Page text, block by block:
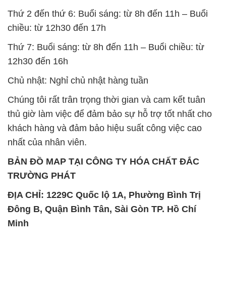
Thứ 2 đến thứ 6: Buổi sáng: từ 8h đến 11h – Buổi
chiều: từ 12h30 đến 17h
Thứ 7: Buổi sáng: từ 8h đến 11h – Buổi chiều: từ
12h30 đến 16h
Chủ nhật: Nghỉ chủ nhật hàng tuần
Chúng tôi rất trân trọng thời gian và cam kết tuân
thủ giờ làm việc để đảm bảo sự hỗ trợ tốt nhất cho
khách hàng và đảm bảo hiệu suất công việc cao
nhất của nhân viên.
BẢN ĐỒ MAP TẠI CÔNG TY HÓA CHẤT ĐẮC
TRƯỜNG PHÁT
ĐỊA CHỈ: 1229C Quốc lộ 1A, Phường Bình Trị
Đông B, Quận Bình Tân, Sài Gòn TP. Hồ Chí
Minh